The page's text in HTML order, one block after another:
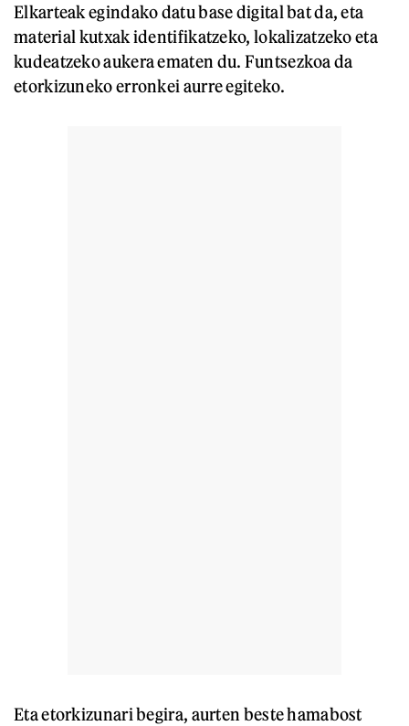
Elkarteak egindako datu base digital bat da, eta
material kutxak identifikatzeko, lokalizatzeko eta
kudeatzeko aukera ematen du. Funtsezkoa da
etorkizuneko erronkei aurre egiteko.
Eta etorkizunari begira, aurten beste hamabost